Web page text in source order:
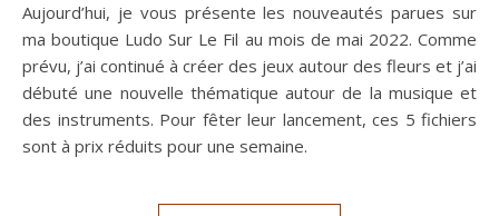
Aujourd’hui, je vous présente les nouveautés parues sur
ma boutique Ludo Sur Le Fil au mois de mai 2022. Comme
prévu, j’ai continué à créer des jeux autour des fleurs et j’ai
débuté une nouvelle thématique autour de la musique et
des instruments. Pour fêter leur lancement, ces 5 fichiers
sont à prix réduits pour une semaine.